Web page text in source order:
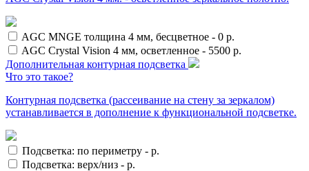
AGC MNGE толщина 4 мм, бесцветное - 0 р.
AGC Crystal Vision 4 мм, осветленное - 5500 р.
Дополнительная контурная подсветка
Что это такое?
Контурная подсветка (рассеивание на стену за зеркалом)
устанавливается в дополнение к функциональной подсветке.
Подсветка: по периметру - р.
Подсветка: верх/низ - р.